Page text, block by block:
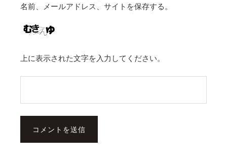
名前、メールアドレス、サイトを保存する。
上に表示された文字を入力してください。